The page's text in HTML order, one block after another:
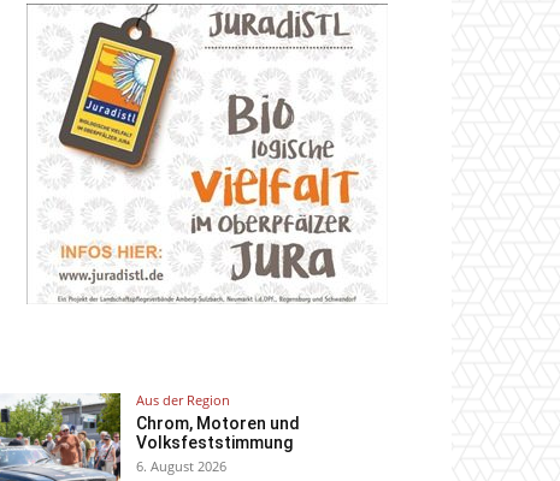
Aus der Region
Chrom, Motoren und
Volksfeststimmung
6. August 2026